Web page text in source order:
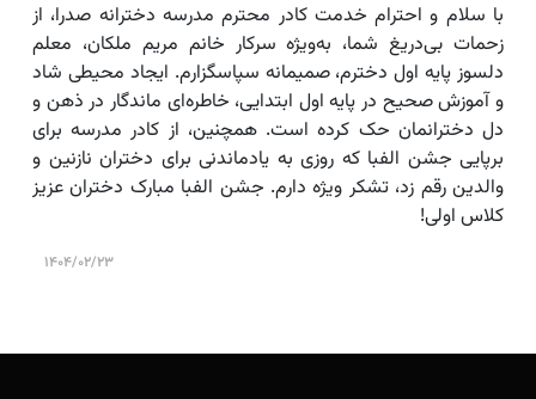
با سلام و احترام خدمت کادر محترم مدرسه دخترانه صدرا، از
زحمات بی‌دریغ شما، به‌ویژه سرکار خانم مریم ملکان، معلم
دلسوز پایه اول دخترم، صمیمانه سپاسگزارم. ایجاد محیطی شاد
و آموزش صحیح در پایه اول ابتدایی، خاطره‌ای ماندگار در ذهن و
دل دخترانمان حک کرده است. همچنین، از کادر مدرسه برای
برپایی جشن الفبا که روزی به یادماندنی برای دختران نازنین و
والدین رقم زد، تشکر ویژه دارم. جشن الفبا مبارک دختران عزیز
کلاس اولی!
۱۴۰۴/۰۲/۲۳